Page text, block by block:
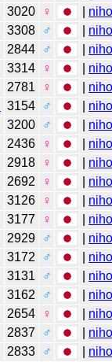
3020 ♀
3308 ♂
2844 ♂
3314 ♀
2781 ♀
3154 ♂
3200 ♂
2436 ♀
2918 ♀
2692 ♀
3126 ♀
3177 ♀
2929 ♂
3172 ♂
3131 ♂
3162 ♂
2654 ♀
2837 ♂
2833 ♂